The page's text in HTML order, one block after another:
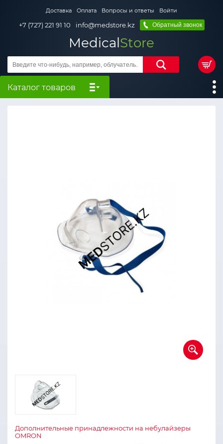
Доставка Оплата Вопросы и ответы Войти
+7 (727) 221 91 10 info@medstore.kz Обратный звонок
MedicalStore
Каталог товаров
Дополнительные принадлежности на небулайзеры
OMRON